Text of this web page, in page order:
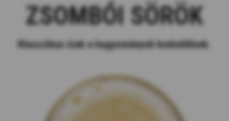
ZSOMBÓI SÖRÖK
Klasszikus ízek a hagyományok kedvelőinek.